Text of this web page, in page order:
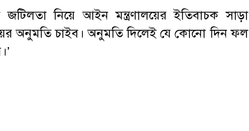
নিয়ে আইন মন্ত্রণালয়ের ইতিবাচক সাড়া
অনুমতি চাইব। অনুমতি দিলেই যে কোনো দিন ফল